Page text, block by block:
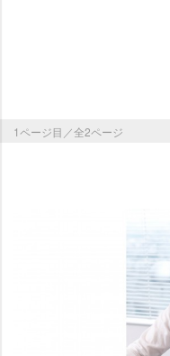
1ページ目／全2ページ